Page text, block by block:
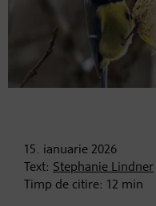
15. ianuarie 2026
Text: Stephanie Lindner
Timp de citire: 12 min